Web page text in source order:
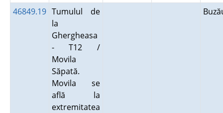
46849.19 Tumulul de
la
Ghergheasa
- T12 /
Movila
Săpată.
Movila se
află la
extremitatea